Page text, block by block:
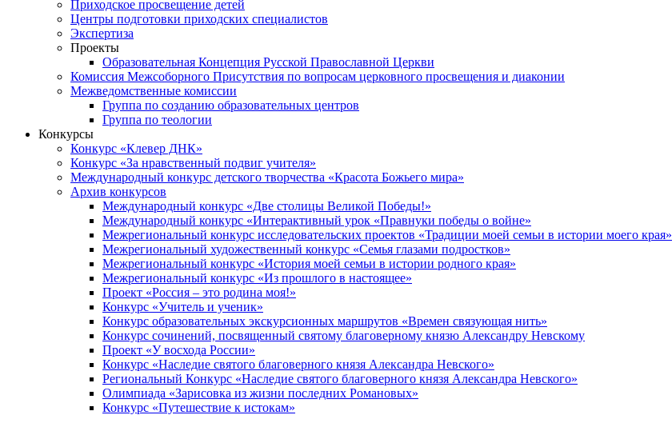
Приходское просвещение детей
Центры подготовки приходских специалистов
Экспертиза
Проекты
Образовательная Концепция Русской Православной Церкви
Комиссия Межсоборного Присутствия по вопросам церковного просвещения и диаконии
Межведомственные комиссии
Группа по созданию образовательных центров
Группа по теологии
Конкурсы
Конкурс «Клевер ДНК»
Конкурс «За нравственный подвиг учителя»
Международный конкурс детского творчества «Красота Божьего мира»
Архив конкурсов
Международный конкурс «Две столицы Великой Победы!»
Международный конкурс «Интерактивный урок «Правнуки победы о войне»
Межрегиональный конкурс исследовательских проектов «Традиции моей семьи в истории моего края»
Межрегиональный художественный конкурс «Семья глазами подростков»
Межрегиональный конкурс «История моей семьи в истории родного края»
Межрегиональный конкурс «Из прошлого в настоящее»
Проект «Россия – это родина моя!»
Конкурс «Учитель и ученик»
Конкурс образовательных экскурсионных маршрутов «Времен связующая нить»
Конкурс сочинений, посвященный святому благоверному князю Александру Невскому
Проект «У восхода России»
Конкурс «Наследие святого благоверного князя Александра Невского»
Региональный Конкурс «Наследие святого благоверного князя Александра Невского»
Олимпиада «Зарисовка из жизни последних Романовых»
Конкурс «Путешествие к истокам»